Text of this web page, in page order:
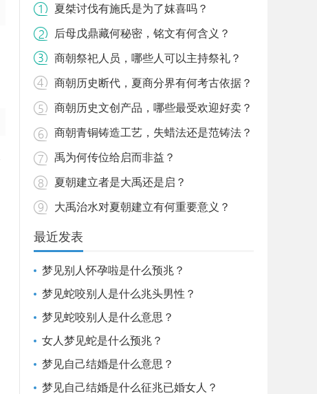
夏桀讨伐有施氏是为了妺喜吗？
后母戊鼎藏何秘密，铭文有何含义？
商朝祭祀人员，哪些人可以主持祭礼？
商朝历史断代，夏商分界有何考古依据？
商朝历史文创产品，哪些最受欢迎好卖？
商朝青铜铸造工艺，失蜡法还是范铸法？
禹为何传位给启而非益？
夏朝建立者是大禹还是启？
大禹治水对夏朝建立有何重要意义？
最近发表
梦见别人怀孕啦是什么预兆？
梦见蛇咬别人是什么兆头男性？
梦见蛇咬别人是什么意思？
女人梦见蛇是什么预兆？
梦见自己结婚是什么意思？
梦见自己结婚是什么征兆已婚女人？